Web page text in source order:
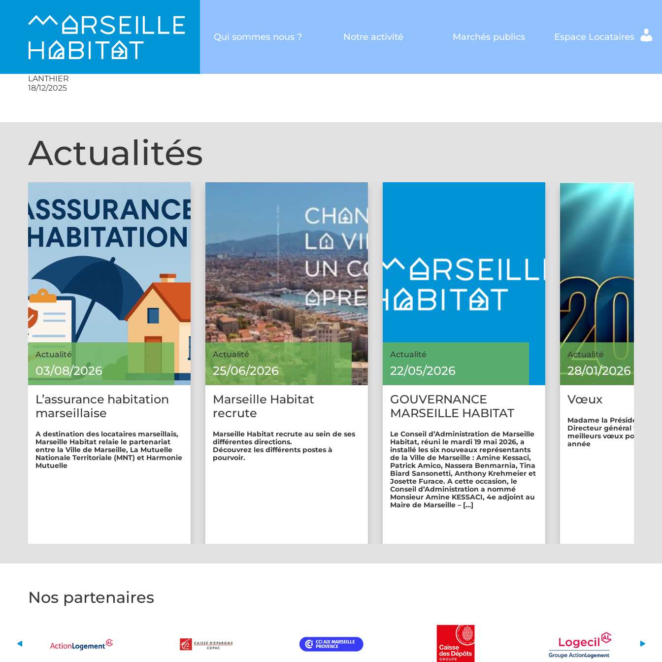
Qui sommes nous ? Notre activité Marchés publics Espace Locataires
LANTHIER
18/12/2025
Actualités
Actualité
03/08/2026
L’assurance habitation
marseillaise
A destination des locataires marseillais,
Marseille Habitat relaie le partenariat
entre la Ville de Marseille, La Mutuelle
Nationale Territoriale (MNT) et Harmonie
Mutuelle
Actualité
25/06/2026
Marseille Habitat
recrute
Marseille Habitat recrute au sein de ses
différentes directions.
Découvrez les différents postes à
pourvoir.
Actualité
22/05/2026
GOUVERNANCE
MARSEILLE HABITAT
Le Conseil d’Administration de Marseille
Habitat, réuni le mardi 19 mai 2026, a
installé les six nouveaux représentants
de la Ville de Marseille : Amine Kessaci,
Patrick Amico, Nassera Benmarnia, Tina
Biard Sansonetti, Anthony Krehmeier et
Josette Furace. A cette occasion, le
Conseil d’Administration a nommé
Monsieur Amine KESSACI, 4e adjoint au
Maire de Marseille – […]
Actualité
28/01/2026
Vœux
Madame la Présidente et
Directeur général vous
meilleurs vœux pour
année
Nos partenaires